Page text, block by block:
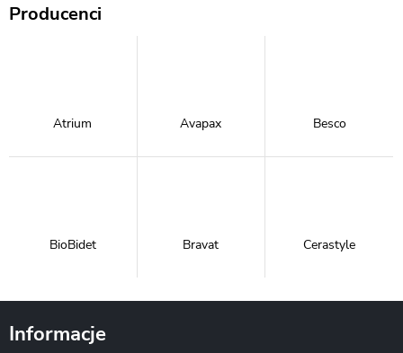
Producenci
Atrium Avapax Besco
BioBidet Bravat Cerastyle
Informacje